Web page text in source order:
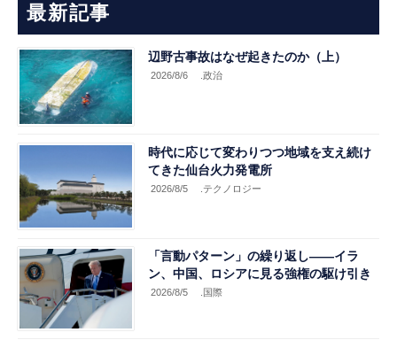
最新記事
辺野古事故はなぜ起きたのか（上）
2026/8/6 .政治
時代に応じて変わりつつ地域を支え続け
てきた仙台火力発電所
2026/8/5 .テクノロジー
「言動パターン」の繰り返し――イラ
ン、中国、ロシアに見る強権の駆け引き
2026/8/5 .国際